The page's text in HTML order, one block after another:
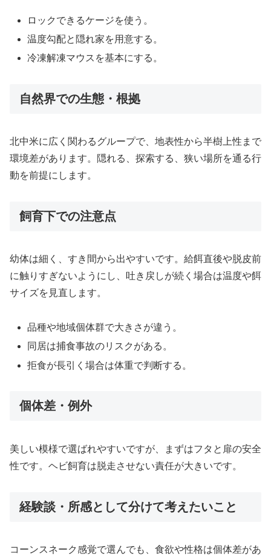
ロックできるケージを使う。
温度勾配と隠れ家を用意する。
冷凍解凍マウスを基本にする。
自然界での生態・根拠
北中米に広く関わるグループで、地表性から半樹上性まで
環境差があります。隠れる、探索する、狭い場所を通る行
動を前提にします。
飼育下での注意点
幼体は細く、すき間から出やすいです。給餌直後や脱皮前
に触りすぎないようにし、吐き戻しが続く場合は温度や餌
サイズを見直します。
品種や地域個体群で大きさが違う。
同居は捕食事故のリスクがある。
拒食が長引く場合は体重で判断する。
個体差・例外
美しい模様で選ばれやすいですが、まずはフタと扉の安全
性です。ヘビ飼育は脱走させない責任が大きいです。
経験談・所感として分けて考えたいこと
コーンスネーク感覚で選んでも、食欲や性格は個体差があ